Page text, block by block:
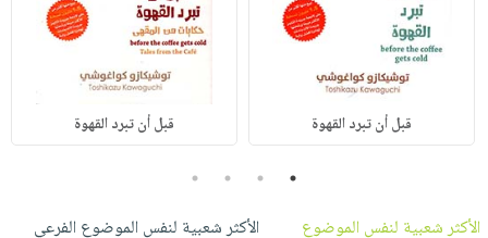
قبل أن تبرد القهوة قبل أن تبرد القهوة
1
2
3
4
الأكثر شعبية لنفس الموضوع
الأكثر شعبية لنفس الموضوع الفرعي